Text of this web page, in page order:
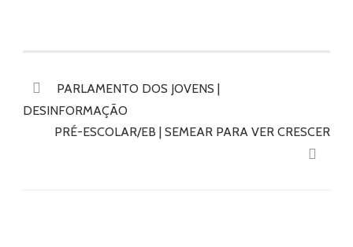
PARLAMENTO DOS JOVENS |
DESINFORMAÇÃO
PRÉ-ESCOLAR/EB | SEMEAR PARA VER CRESCER